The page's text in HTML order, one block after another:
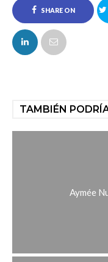
SHARE ON
FACEBOOK
TAMBIÉN
Aymée